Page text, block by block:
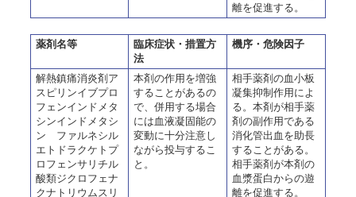
離を促進する。
薬剤名等
臨床症状・措置方
法
機序・危険因子
解熱鎮痛消炎剤ア
スピリンイブプロ
フェンインドメタ
シンインドメタシ
ン ファルネシル
エトドラクケトプ
ロフェンサリチル
酸類ジクロフェナ
クナトリウムスリ
本剤の作用を増強
することがあるの
で、併用する場合
には血液凝固能の
変動に十分注意し
ながら投与するこ
と。
相手薬剤の血小板
凝集抑制作用によ
る。本剤が相手薬
剤の副作用である
消化管出血を助長
することがある。
相手薬剤が本剤の
血漿蛋白からの遊
離を促進する。